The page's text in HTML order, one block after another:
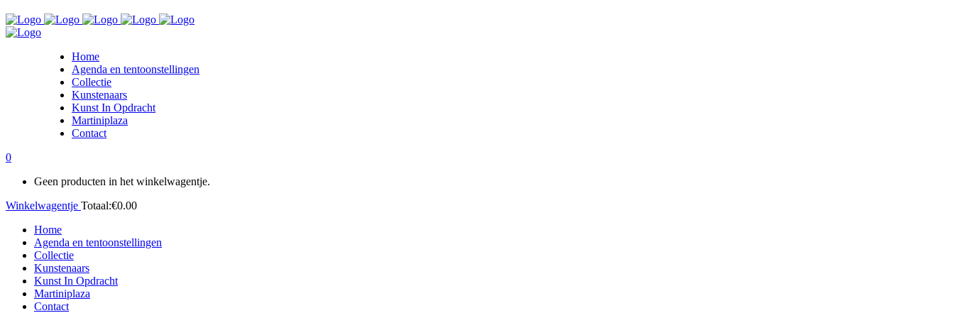
Home
Agenda en tentoonstellingen
Collectie
Kunstenaars
Kunst In Opdracht
Martiniplaza
Contact
0
Geen producten in het winkelwagentje.
Winkelwagentje Totaal:€0.00
Home
Agenda en tentoonstellingen
Collectie
Kunstenaars
Kunst In Opdracht
Martiniplaza
Contact